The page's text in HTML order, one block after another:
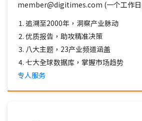
member@digitimes.com (一个工作日
追溯至2000年，洞察产业脉动
优质报告，助攻精准决策
八大主题，23产业频道涵盖
七大全球数据库，掌握市场趋势
专人服务